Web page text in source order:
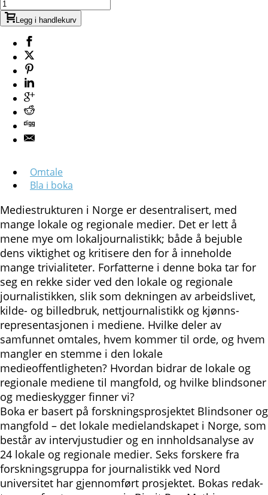
Legg i handlekurv
Omtale
Bla i boka
Mediestrukturen i Norge er desentralisert, med
mange lokale og regionale medier. Det er lett å
mene mye om lokal­­­­journalistikk; både å bejuble
dens viktighet og kritisere den for å inneholde
mange trivialiteter. Forfatterne i denne boka tar for
seg en rekke sider ved den lokale og regionale
journa­listikken, slik som dekningen av arbeids­livet,
kilde- og billedbruk, nettjournalistikk og kjønns­
representasjonen i mediene. Hvilke deler av
samfunnet omtales, hvem kommer til orde, og hvem
mangler en stemme i den lokale
medieoffentligheten? Hvordan bidrar de lokale og
regionale mediene til mangfold, og hvilke blindsoner
og medieskygger finner vi?
Boka er basert på forskningsprosjektet Blindsoner og
mangfold – det lokale medielandskapet i Norge, som
består av intervjustudier og en innholdsanalyse av
24 lokale og regionale medier. Seks forskere fra
forsknings­gruppa for journalistikk ved Nord
universitet har gjennom­­ført prosjektet. Bokas redak­­­